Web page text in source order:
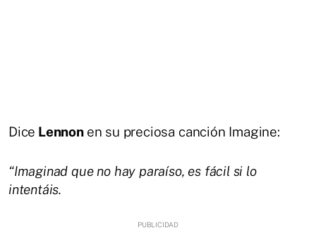
Dice Lennon en su preciosa canción Imagine:
“Imaginad que no hay paraíso, es fácil si lo
intentáis.